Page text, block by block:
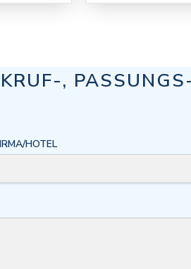
,
HOTEL